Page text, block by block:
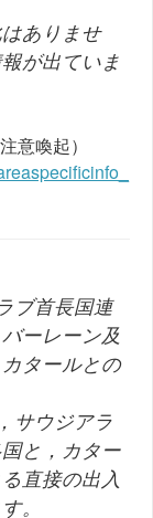
ありませ
が出ていま
意喚起）
ブ首長国連
ーレーン及
タールとの
サウジアラ
と，カター
直接の出入
。